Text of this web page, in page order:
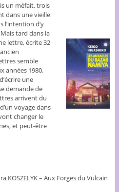
un méfait, trois
dans une vieille
l’intention d’y
tard dans la
lettre, écrite 32
semble
années 1980.
une
demande de
arrivent du
voyage dans
changer le
et peut-être
KOSZELYK – Aux Forges du Vulcain